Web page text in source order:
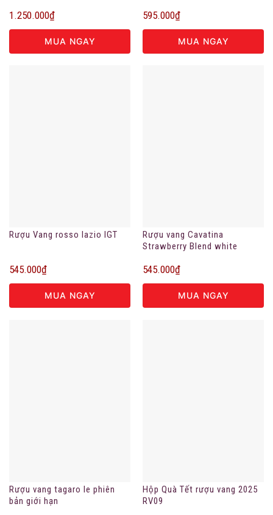
1.250.000₫
MUA NGAY
595.000₫
MUA NGAY
Rượu Vang rosso lazio IGT
545.000₫
MUA NGAY
Rượu vang Cavatina
Strawberry Blend white
545.000₫
MUA NGAY
Rượu vang tagaro le phiên
bản giới hạn
Hộp Quà Tết rượu vang 2025
RV09